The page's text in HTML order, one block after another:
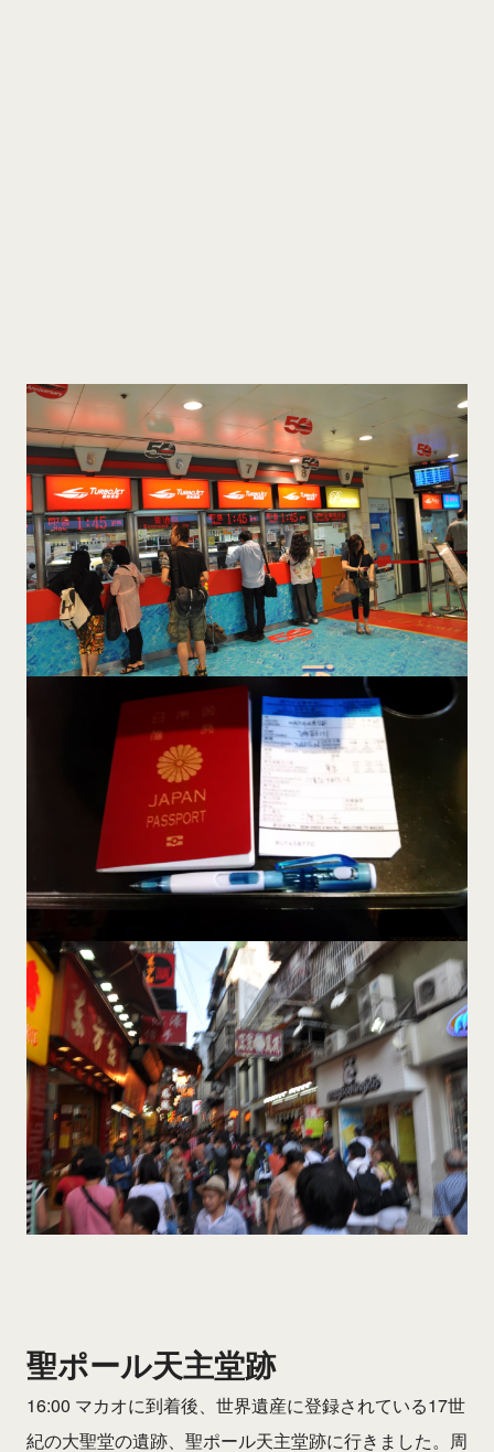
聖ポール天主堂跡
16:00 マカオに到着後、世界遺産に登録されている17世
紀の大聖堂の遺跡、聖ポール天主堂跡に行きました。周